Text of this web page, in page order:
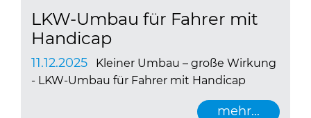
LKW-Umbau für Fahrer mit
Handicap
11.12.2025
Kleiner Umbau – große Wirkung
- LKW-Umbau für Fahrer mit Handicap
mehr...